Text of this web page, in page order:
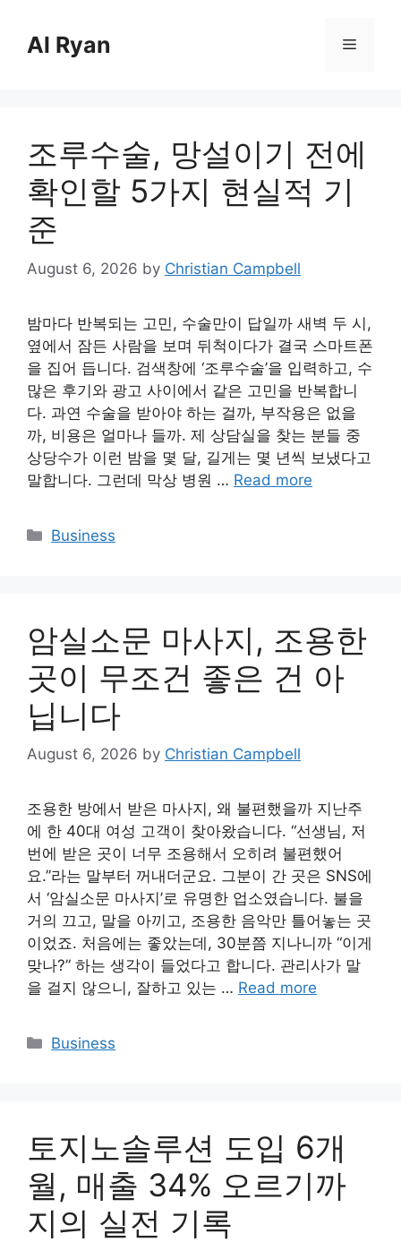
contentAl Ryan Menu
조루수술, 망설이기 전에
확인할 5가지 현실적 기
준
August 6, 2026 by Christian Campbell
밤마다 반복되는 고민, 수술만이 답일까 새벽 두 시,
옆에서 잠든 사람을 보며 뒤척이다가 결국 스마트폰
을 집어 듭니다. 검색창에 ‘조루수술’을 입력하고, 수
많은 후기와 광고 사이에서 같은 고민을 반복합니
다. 과연 수술을 받아야 하는 걸까, 부작용은 없을
까, 비용은 얼마나 들까. 제 상담실을 찾는 분들 중
상당수가 이런 밤을 몇 달, 길게는 몇 년씩 보냈다고
말합니다. 그런데 막상 병원 … Read more
Categories
Business
암실소문 마사지, 조용한
곳이 무조건 좋은 건 아
닙니다
August 6, 2026 by Christian Campbell
조용한 방에서 받은 마사지, 왜 불편했을까 지난주
에 한 40대 여성 고객이 찾아왔습니다. “선생님, 저
번에 받은 곳이 너무 조용해서 오히려 불편했어
요.”라는 말부터 꺼내더군요. 그분이 간 곳은 SNS에
서 ‘암실소문 마사지’로 유명한 업소였습니다. 불을
거의 끄고, 말을 아끼고, 조용한 음악만 틀어놓는 곳
이었죠. 처음에는 좋았는데, 30분쯤 지나니까 “이게
맞나?” 하는 생각이 들었다고 합니다. 관리사가 말
을 걸지 않으니, 잘하고 있는 … Read more
Categories
Business
토지노솔루션 도입 6개
월, 매출 34% 오르기까
지의 실전 기록